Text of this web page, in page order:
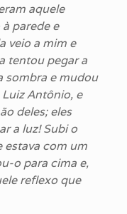
aquele
parede e
veio a mim e
tentou pegar a
sombra e mudou
Antônio, e
deles; eles
a luz! Subi o
estava com um
o para cima e,
reflexo que